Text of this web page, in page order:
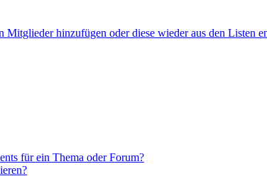
hinzufügen oder diese wieder aus den Listen
für ein Thema oder Forum?